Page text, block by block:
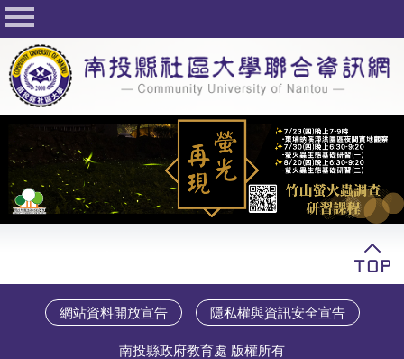
回首頁
關於社大
公佈欄
行事曆
最新活動
活動花絮
志工與社團
社大學習Q&A
網站資料開放宣告 隱私權與資訊安全宣告
南投縣政府教育處 版權所有